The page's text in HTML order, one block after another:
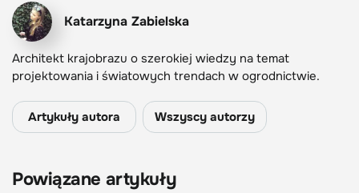
Katarzyna Zabielska
Architekt krajobrazu o szerokiej wiedzy na temat
projektowania i światowych trendach w ogrodnictwie.
Artykuły autora Wszyscy autorzy
Powiązane artykuły